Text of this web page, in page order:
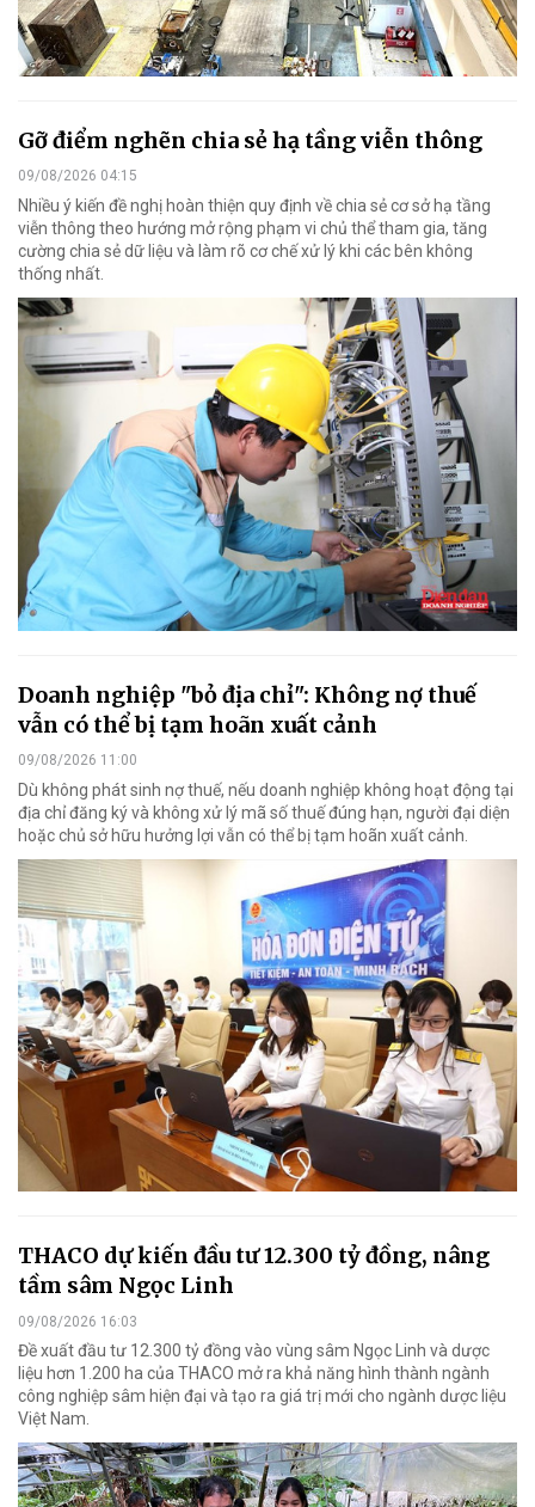
Gỡ điểm nghẽn chia sẻ hạ tầng viễn thông
09/08/2026 04:15
Nhiều ý kiến đề nghị hoàn thiện quy định về chia sẻ cơ sở hạ tầng
viễn thông theo hướng mở rộng phạm vi chủ thể tham gia, tăng
cường chia sẻ dữ liệu và làm rõ cơ chế xử lý khi các bên không
thống nhất.
Doanh nghiệp "bỏ địa chỉ": Không nợ thuế
vẫn có thể bị tạm hoãn xuất cảnh
09/08/2026 11:00
Dù không phát sinh nợ thuế, nếu doanh nghiệp không hoạt động tại
địa chỉ đăng ký và không xử lý mã số thuế đúng hạn, người đại diện
hoặc chủ sở hữu hưởng lợi vẫn có thể bị tạm hoãn xuất cảnh.
THACO dự kiến đầu tư 12.300 tỷ đồng, nâng
tầm sâm Ngọc Linh
09/08/2026 16:03
Đề xuất đầu tư 12.300 tỷ đồng vào vùng sâm Ngọc Linh và dược
liệu hơn 1.200 ha của THACO mở ra khả năng hình thành ngành
công nghiệp sâm hiện đại và tạo ra giá trị mới cho ngành dược liệu
Việt Nam.